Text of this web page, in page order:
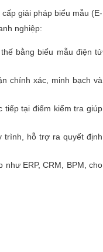
giải pháp biểu mẫu (E-
nghiệp:
bằng biểu mẫu điện tử
chính xác, minh bạch và
tiếp tại điểm kiểm tra giúp
trình, hỗ trợ ra quyết định
ERP, CRM, BPM, cho